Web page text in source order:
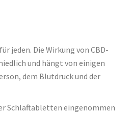
jeden. Die Wirkung von CBD-
und hängt von einigen
dem Blutdruck und der
Schlaftabletten eingenommen